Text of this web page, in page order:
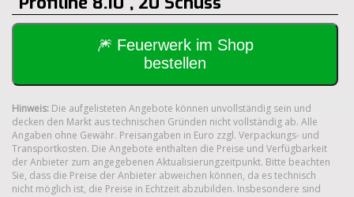
🎆 Feuerwerk im Shop
bestellen
Hinweis: Die aufgelisteten Angebote können unvollständig sein und
decken den Markt aus technischen Gründen nicht vollständig ab. Alle
Angaben ohne Gewähr. Preisangaben in Euro zzgl. Verpackungs- und
Transportkosten. Die Angebote enthalten die Preise und Verfügbarkeit
der Anbieter zum angegebenen Aktualisierungzeitpunkt. Bitte beachten
Sie, dass die Preise der Anbieter abweichen können, da es technisch
nicht möglich ist, die Preise in Echtzeit abzubilden. Insbesondere sind